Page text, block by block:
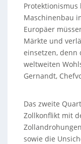
Maschinenbau
Europäer
Märkte und
einsetzen, denn
weltweiten
Gernandt,
Das zweite
Zollkonflikt mit
sowie die